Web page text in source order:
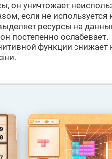
он уничтожает
если не используется
ресурсы на
постепенно ослабевает.
функции снижает